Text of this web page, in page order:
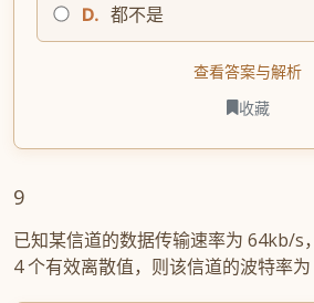
D. 都不是
查看答案与解析
收藏
9
已知某信道的数据传输速率为 64kb/s
4 个有效离散值，则该信道的波特率为